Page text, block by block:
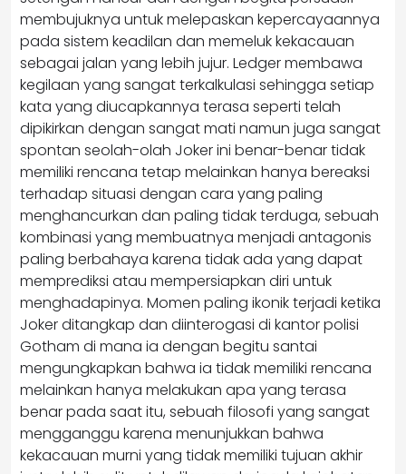
membujuknya untuk melepaskan kepercayaannya
pada sistem keadilan dan memeluk kekacauan
sebagai jalan yang lebih jujur. Ledger membawa
kegilaan yang sangat terkalkulasi sehingga setiap
kata yang diucapkannya terasa seperti telah
dipikirkan dengan sangat mati namun juga sangat
spontan seolah-olah Joker ini benar-benar tidak
memiliki rencana tetap melainkan hanya bereaksi
terhadap situasi dengan cara yang paling
menghancurkan dan paling tidak terduga, sebuah
kombinasi yang membuatnya menjadi antagonis
paling berbahaya karena tidak ada yang dapat
memprediksi atau mempersiapkan diri untuk
menghadapinya. Momen paling ikonik terjadi ketika
Joker ditangkap dan diinterogasi di kantor polisi
Gotham di mana ia dengan begitu santai
mengungkapkan bahwa ia tidak memiliki rencana
melainkan hanya melakukan apa yang terasa
benar pada saat itu, sebuah filosofi yang sangat
mengganggu karena menunjukkan bahwa
kekacauan murni yang tidak memiliki tujuan akhir